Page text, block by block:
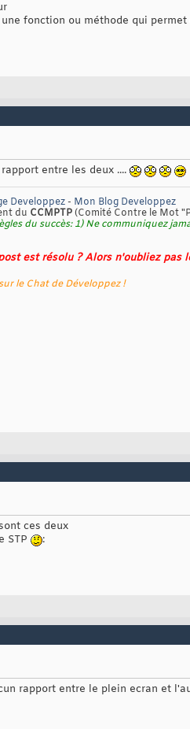
fonction ou méthode qui
entre les deux ....
Developpez- Mon Blog Developpez
du CCMPTP(Comité Contre le Mot
du succès: 1) Ne communiquez
est résolu ? Alors n'oubliez pas
le Chat de Développez !
ces deux
STP
:
rapport entre le plein ecran et